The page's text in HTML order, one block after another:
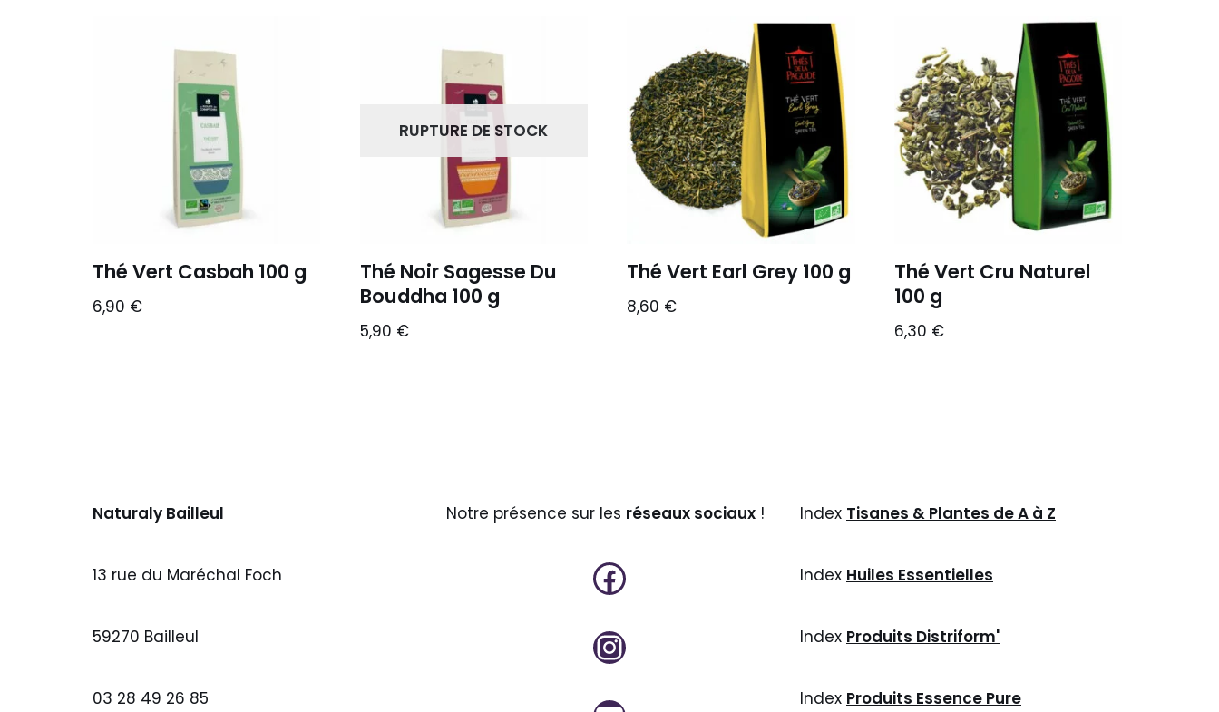
Thé Vert Casbah 100 g
6,90 €
RUPTURE DE STOCK
Thé Noir Sagesse Du
Bouddha 100 g
5,90 €
Thé Vert Earl Grey 100 g
8,60 €
Thé Vert Cru Naturel
100 g
6,30 €
Naturaly Bailleul
13 rue du Maréchal Foch
59270 Bailleul
03 28 49 26 85
Notre présence sur les réseaux sociaux ! Index Tisanes & Plantes de A à Z
Index Huiles Essentielles
Index Produits Distriform'
Index Produits Essence Pure